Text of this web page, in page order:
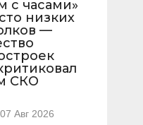
с часами»
низких
—
СКО
07 Авг 2026